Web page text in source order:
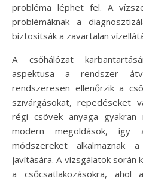
probléma léphet fel. A
problémáknak a
biztosítsák a zavartalan
A csőhálózat
aspektusa a rendszer
rendszeresen ellenőrzik a
szivárgásokat, repedéseket
régi csövek anyaga
modern megoldások, így
módszereket alkalmaznak
javítására. A vizsgálatok során
a csőcsatlakozásokra, ahol